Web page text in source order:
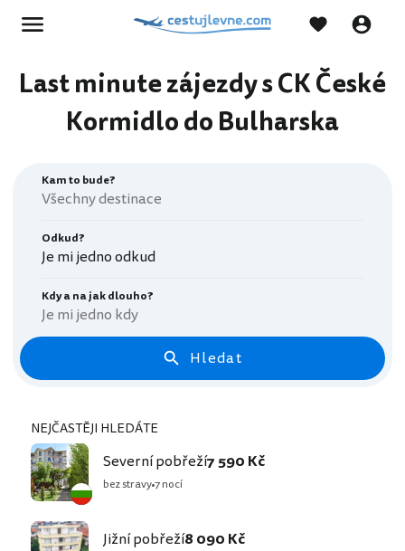
Last minute zájezdy s CK České
Kormidlo do Bulharska
Kam to bude?
Odkud?
Je mi jedno odkud
Kdy a na jak dlouho?
Je mi jedno kdy
Hledat
NEJČASTĚJI HLEDÁTE
Severní pobřeží7 590 Kč
bez stravy7 nocí
Jižní pobřeží8 090 Kč